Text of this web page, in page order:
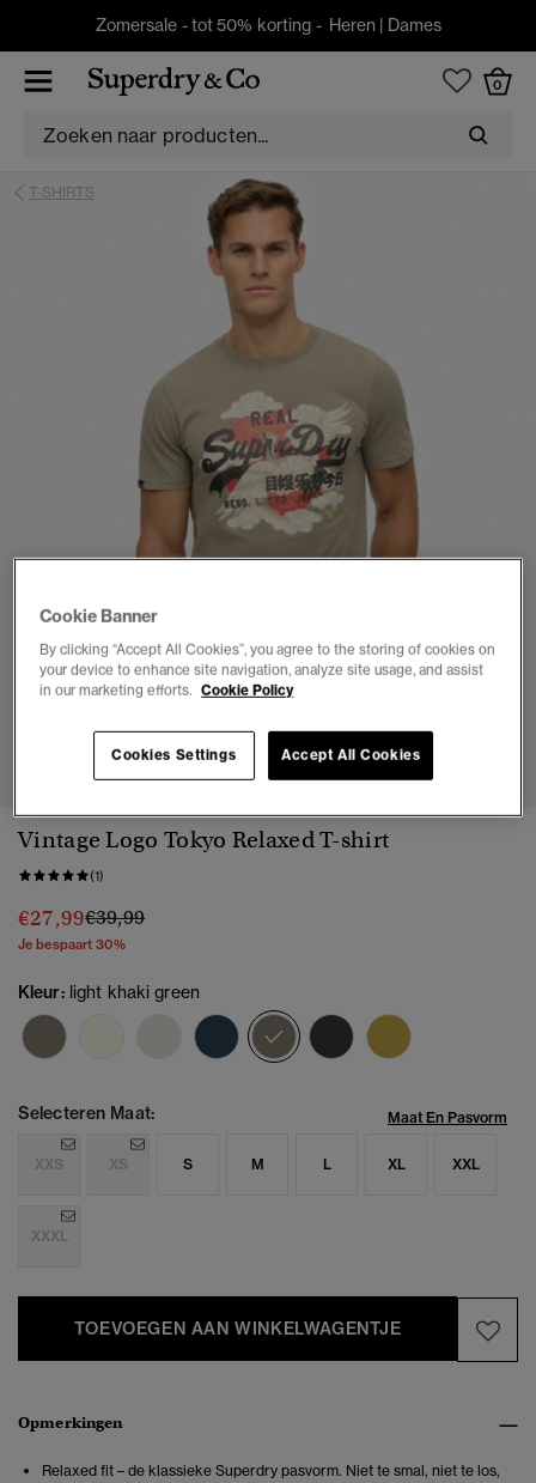
Zomersale - tot 50% korting - Heren | Dames
0
T-SHIRTS
1 2 3 4 5
Vintage Logo Tokyo Relaxed T-shirt
(1)
€27,99Prijs verlaagd van
€39,99naar
Je bespaart 30%
Kleur: light khaki green
geselecteerd
Selecteren Maat: Maat En Pasvorm
XXS XS S M L XL XXL
XXXL
TOEVOEGEN AAN WINKELWAGENTJE
Opmerkingen
Relaxed fit – de klassieke Superdry pasvorm. Niet te smal, niet te los,
Cookie Banner
By clicking “Accept All Cookies”, you agree to the storing of cookies on
your device to enhance site navigation, analyze site usage, and assist
in our marketing efforts. Cookie Policy
Cookies Settings Accept All Cookies